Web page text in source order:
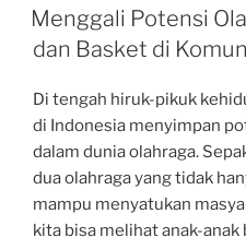
ON
Menggali Potensi
dan Basket di
Di tengah hiruk-pikuk
di Indonesia menyimpan
dalam dunia olahraga.
dua olahraga yang tidak
mampu menyatukan
kita bisa melihat anak-anak